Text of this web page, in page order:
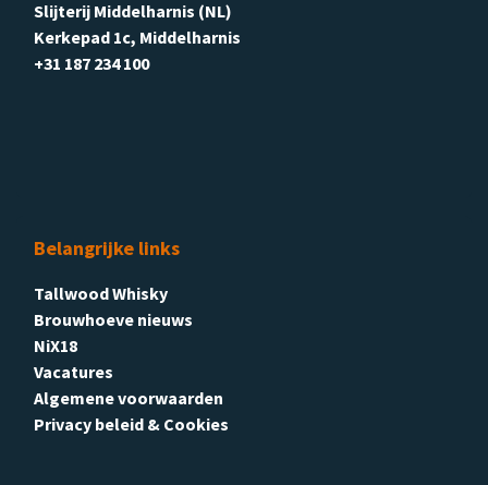
Slijterij Middelharnis (NL)
Kerkepad 1c, Middelharnis
+31 187 234 100
Belangrijke links
Tallwood Whisky
Brouwhoeve nieuws
NiX18
Vacatures
Algemene voorwaarden
Privacy beleid & Cookies